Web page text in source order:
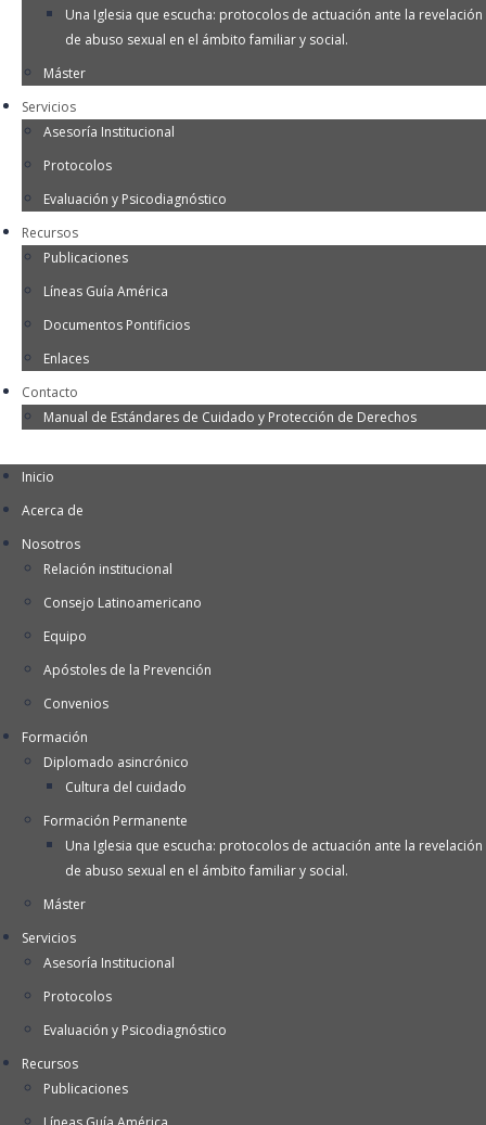
Una Iglesia que escucha: protocolos de actuación ante la revelación
de abuso sexual en el ámbito familiar y social.
Máster
Servicios
Asesoría Institucional
Protocolos
Evaluación y Psicodiagnóstico
Recursos
Publicaciones
Líneas Guía América
Documentos Pontificios
Enlaces
Contacto
Manual de Estándares de Cuidado y Protección de Derechos
Inicio
Acerca de
Nosotros
Relación institucional
Consejo Latinoamericano
Equipo
Apóstoles de la Prevención
Convenios
Formación
Diplomado asincrónico
Cultura del cuidado
Formación Permanente
Una Iglesia que escucha: protocolos de actuación ante la revelación
de abuso sexual en el ámbito familiar y social.
Máster
Servicios
Asesoría Institucional
Protocolos
Evaluación y Psicodiagnóstico
Recursos
Publicaciones